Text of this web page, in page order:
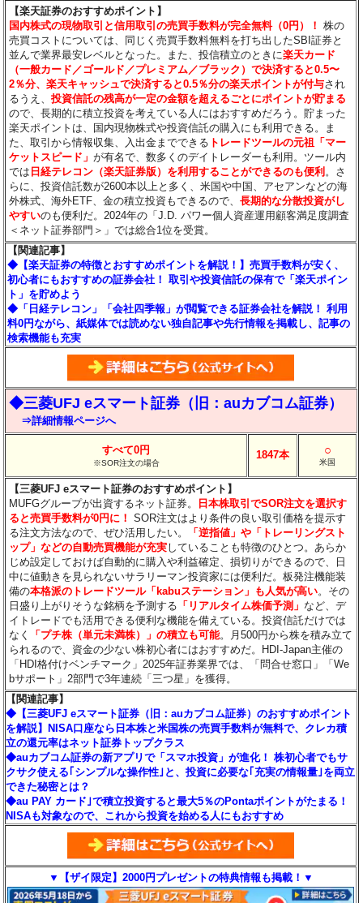
【楽天証券のおすすめポイント】
国内株式の現物取引と信用取引の売買手数料が完全無料（0円）！ 株の
売買コストについては、同じく売買手数料無料を打ち出したSBI証券と
並んで業界最安レベルとなった。また、投信積立のときに楽天カード
（一般カード／ゴールド／プレミアム／ブラック）で決済すると0.5〜
2％分、楽天キャッシュで決済すると0.5％分の楽天ポイントが付与され
るうえ、投資信託の残高が一定の金額を超えるごとにポイントが貯まる
ので、長期的に積立投資を考えている人にはおすすめだろう。貯まった
楽天ポイントは、国内現物株式や投資信託の購入にも利用できる。ま
た、取引から情報収集、入出金までできる トレードツールの元祖「マー
ケットスピード」が有名で、数多くのデイトレーダーも利用。ツール内
では 日経テレコン（楽天証券版）を利用することができるのも便利 。さ
らに、投資信託数が2600本以上と多く、米国や中国、アセアンなどの海
外株式、海外ETF、金の積立投資もできるので、長期的な分散投資がし
やすいのも便利だ。2024年の「J.D. パワー個人資産運用顧客満足度調査
＜ネット証券部門＞」では総合1位を受賞。
【関連記事】
◆【楽天証券の特徴とおすすめポイントを解説！】売買手数料が安く、
初心者にもおすすめの証券会社！ 取引や投資信託の保有で「楽天ポイン
ト」を貯めよう
◆「日経テレコン」「会社四季報」が閲覧できる証券会社を解説！ 利用
料0円ながら、紙媒体では読めない独自記事や先行情報を掲載し、記事の
検索機能も充実
◆三菱UFJ eスマート証券（旧：auカブコム証券）
⇒詳細情報ページへ
すべて0円
※SOR注文の場合
1847本 ○
米国
【三菱UFJ eスマート証券のおすすめポイント】
MUFGグループが出資するネット証券。
日本株取引でSOR注文を選択す
ると売買手数料が0円に！ SOR注文はより条件の良い取引価格を提示す
る注文方法なので、ぜひ活用したい。
「逆指値」や「トレーリングスト
ップ」などの自動売買機能が充実していることも特徴のひとつ。あらか
じめ設定しておけば自動的に購入や利益確定、損切りができるので、日
中に値動きを見られないサラリーマン投資家には便利だ。板発注機能装
備の本格派のトレードツール「kabuステーション」も人気が高い。その
日盛り上がりそうな銘柄を予測する 「リアルタイム株価予測」 など、デ
イトレードでも活用できる便利な機能を備えている。投資信託だけでは
なく
「プチ株（単元未満株）」の積立も可能。月500円から株を積み立て
られるので、資金の少ない株初心者にはおすすめだ。HDI-Japan主催の
「HDI格付けベンチマーク」2025年証券業界では、「問合せ窓口」「We
bサポート」2部門で3年連続「三つ星」を獲得。
【関連記事】
◆【三菱UFJ eスマート証券（旧：auカブコム証券）のおすすめポイント
を解説】NISA口座なら日本株と米国株の売買手数料が無料で、クレカ積
立の還元率はネット証券トップクラス
◆auカブコム証券の新アプリで「スマホ投資」が進化！ 株初心者でもサ
クサク使える｢シンプルな操作性｣と、投資に必要な｢充実の情報量｣を両立
できた秘密とは？
◆au PAY カード｣で積立投資すると最大5％のPontaポイントがたまる！
NISAも対象なので、これから投資を始める人にもおすすめ
▼【ザイ限定】2000円プレゼントの特典情報も掲載！▼